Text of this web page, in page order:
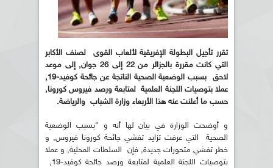
تقرر تأجيل البطولة الإفريقية لألعاب القوى لصنف الأكابر
التي كانت مقررة بالجزائر من 22 إلى 26 جوان, إلى موعد
لاحق بسبب الوضعية الصحية الناتجة عن جائحة كوفيد-19,
عملا بتوصيات اللجنة العلمية لمتابعة ورصد فيروس كورونا,
حسب ما أعلنت عنه هذا الأربعاء وزارة الشباب والرياضة.
و أوضحت الوزارة في بيان لها أنه و "بسبب الوضعية
الصحية التي عرفت تزايد تفشي جائحة كورونا فيروس, و
خطر تفشي متحورات جديدة, فإن السلطات المحلية, و عملا
بتوصيات اللجنة العلمية لمتابعة ورصد جائحة كوفيد-19,